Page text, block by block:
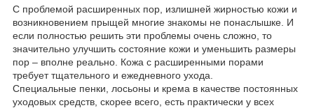
С проблемой расширенных пор, излишней жирностью кожи и
возникновением прыщей многие знакомы не понаслышке. И
если полностью решить эти проблемы очень сложно, то
значительно улучшить состояние кожи и уменьшить размеры
пор – вполне реально. Кожа с расширенными порами
требует тщательного и ежедневного ухода.
Специальные пенки, лосьоны и крема в качестве постоянных
уходовых средств, скорее всего, есть практически у всех